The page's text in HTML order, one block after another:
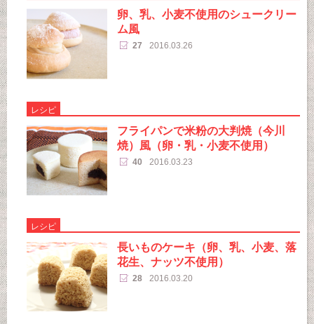
卵、乳、小麦不使用のシュークリー
ム風
27 2016.03.26
レシピ
フライパンで米粉の大判焼（今川
焼）風（卵・乳・小麦不使用）
40 2016.03.23
レシピ
長いものケーキ（卵、乳、小麦、落
花生、ナッツ不使用）
28 2016.03.20